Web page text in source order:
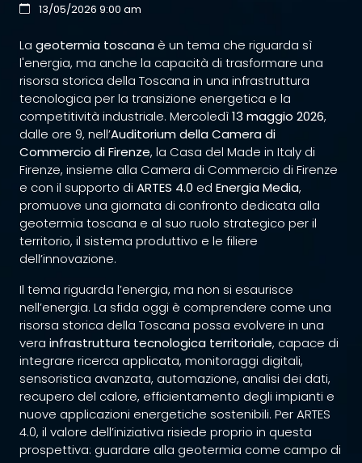
13/05/2026 9:00 am
La geotermia toscana è un tema che riguarda sì
l'energia, ma anche la capacità di trasformare una
risorsa storica della Toscana in una infrastruttura
tecnologica per la transizione energetica e la
competitività industriale. Mercoledì13 maggio 2026,
dalle ore 9, nell’Auditorium della Camera di
Commercio di Firenze, la Casa del Made in Italy di
Firenze, insieme alla Camera di Commercio di Firenze
e con il supporto di ARTES 4.0 ed Energia Media,
promuove una giornata di confronto dedicata alla
geotermia toscana e al suo ruolo strategico per il
territorio, il sistema produttivo e le filiere
dell’innovazione.
Il tema riguarda l’energia, ma non si esaurisce
nell’energia. La sfida oggi è comprendere come una
risorsa storica della Toscana possa evolvere in una
vera infrastruttura tecnologica territoriale, capace di
integrare ricerca applicata, monitoraggi digitali,
sensoristica avanzata, automazione, analisi dei dati,
recupero del calore, efficientamento degli impianti e
nuove applicazioni energetiche sostenibili. Per ARTES
4.0, il valore dell’iniziativa risiede proprio in questa
prospettiva: guardare alla geotermia come campo di